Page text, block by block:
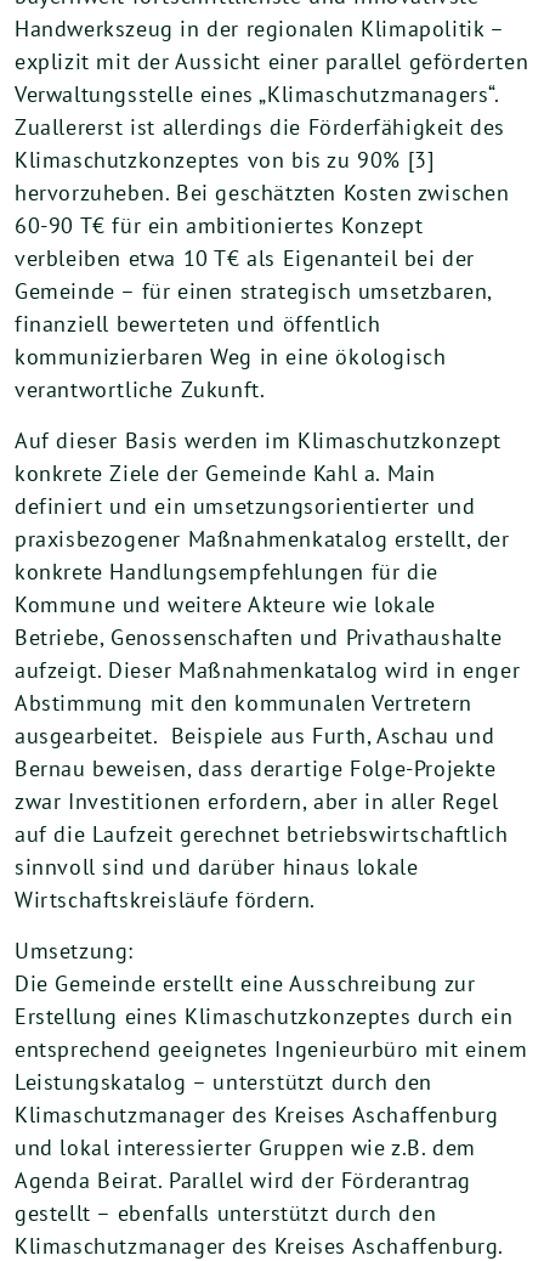
Handwerkszeug in der regionalen Klimapolitik –
explizit mit der Aussicht einer parallel geförderten
Verwaltungsstelle eines „Klimaschutzmanagers“.
Zuallererst ist allerdings die Förderfähigkeit des
Klimaschutzkonzeptes von bis zu 90% [3]
hervorzuheben. Bei geschätzten Kosten zwischen
60-90 T€ für ein ambitioniertes Konzept
verbleiben etwa 10 T€ als Eigenanteil bei der
Gemeinde – für einen strategisch umsetzbaren,
finanziell bewerteten und öffentlich
kommunizierbaren Weg in eine ökologisch
verantwortliche Zukunft.
Auf dieser Basis werden im Klimaschutzkonzept
konkrete Ziele der Gemeinde Kahl a. Main
definiert und ein umsetzungsorientierter und
praxisbezogener Maßnahmenkatalog erstellt, der
konkrete Handlungsempfehlungen für die
Kommune und weitere Akteure wie lokale
Betriebe, Genossenschaften und Privathaushalte
aufzeigt. Dieser Maßnahmenkatalog wird in enger
Abstimmung mit den kommunalen Vertretern
ausgearbeitet. Beispiele aus Furth, Aschau und
Bernau beweisen, dass derartige Folge-Projekte
zwar Investitionen erfordern, aber in aller Regel
auf die Laufzeit gerechnet betriebswirtschaftlich
sinnvoll sind und darüber hinaus lokale
Wirtschaftskreisläufe fördern.
Umsetzung:
Die Gemeinde erstellt eine Ausschreibung zur
Erstellung eines Klimaschutzkonzeptes durch ein
entsprechend geeignetes Ingenieurbüro mit einem
Leistungskatalog – unterstützt durch den
Klimaschutzmanager des Kreises Aschaffenburg
und lokal interessierter Gruppen wie z.B. dem
Agenda Beirat. Parallel wird der Förderantrag
gestellt – ebenfalls unterstützt durch den
Klimaschutzmanager des Kreises Aschaffenburg.